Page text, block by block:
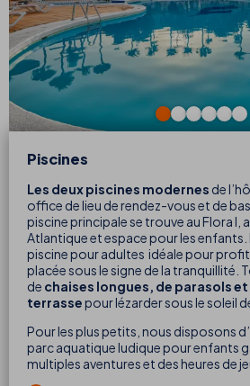
Piscines
Les deux piscines modernes de
office de lieu de rendez-vous et de
piscine principale se trouve au Flora I,
Atlantique et espace pour les enfants.
piscine pour adultes idéale pour
placée sous le signe de la tranquillité.
de chaises longues, de parasols et
terrassepour lézarder sous le soleil
Pour les plus petits, nous disposons
parc aquatique ludique pour enfants
multiples aventures et des heures de